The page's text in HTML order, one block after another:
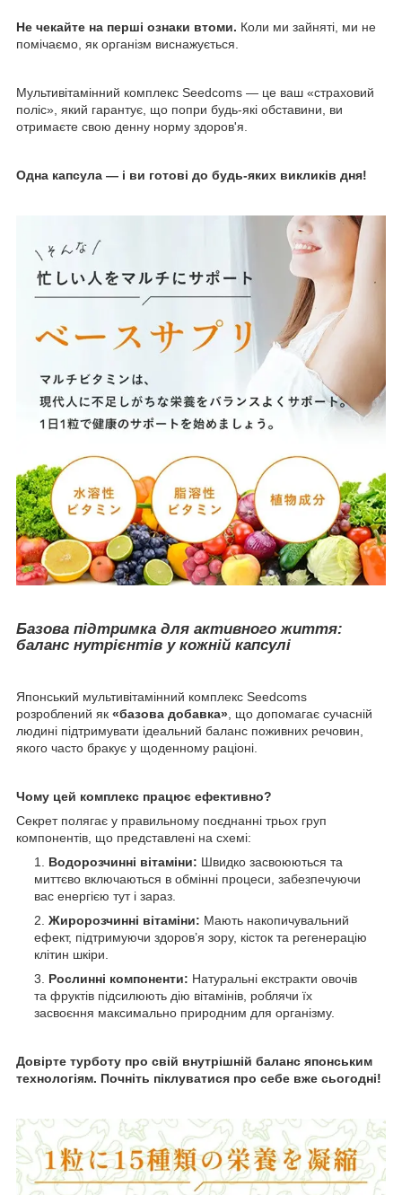
Не чекайте на перші ознаки втоми. Коли ми зайняті, ми не
помічаємо, як організм виснажується.
Мультивітамінний комплекс Seedcoms — це ваш «страховий
поліс», який гарантує, що попри будь-які обставини, ви
отримаєте свою денну норму здоров'я.
Одна капсула — і ви готові до будь-яких викликів дня!
Базова підтримка для активного життя:
баланс нутрієнтів у кожній капсулі
Японський мультивітамінний комплекс Seedcoms
розроблений як «базова добавка» , що допомагає сучасній
людині підтримувати ідеальний баланс поживних речовин,
якого часто бракує у щоденному раціоні.
Чому цей комплекс працює ефективно?
Секрет полягає у правильному поєднанні трьох груп
компонентів, що представлені на схемі:
Водорозчинні вітаміни: Швидко засвоюються та
миттєво включаються в обмінні процеси, забезпечуючи
вас енергією тут і зараз.
Жиророзчинні вітаміни: Мають накопичувальний
ефект, підтримуючи здоров’я зору, кісток та регенерацію
клітин шкіри.
Рослинні компоненти: Натуральні екстракти овочів
та фруктів підсилюють дію вітамінів, роблячи їх
засвоєння максимально природним для організму.
Довірте турботу про свій внутрішній баланс японським
технологіям. Почніть піклуватися про себе вже сьогодні!